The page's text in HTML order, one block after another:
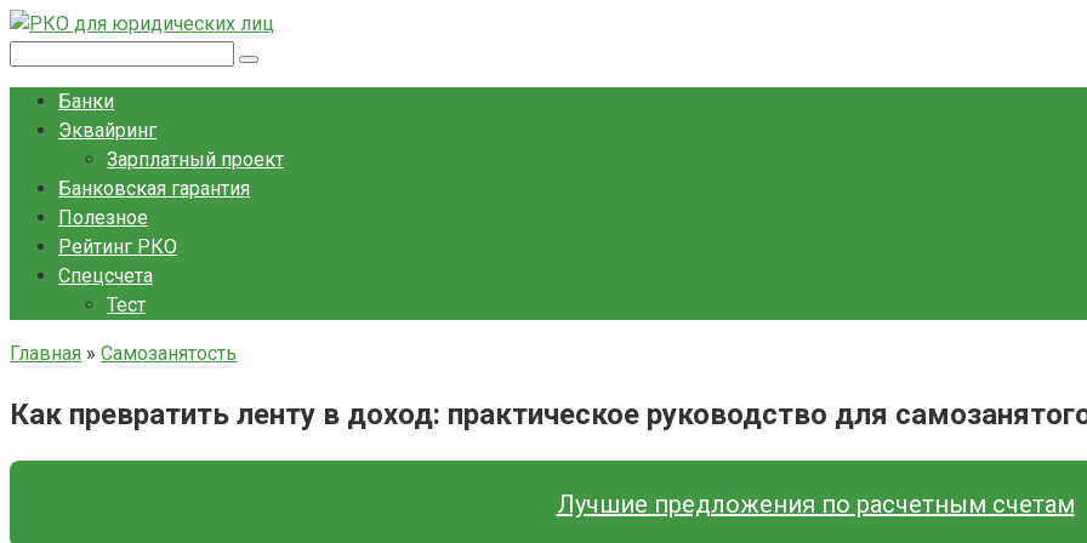
Перейти
Банки
Эквайринг
Зарплатный проект
Банковская гарантия
Полезное
Рейтинг РКО
Спецсчета
Тест
Главная » Самозанятость
Как превратить ленту в доход: практическое руководство для
Лучшие предложения по расчетным счетам